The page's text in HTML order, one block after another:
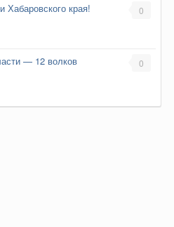
0
Хабаровского края!
0
— 12 волков